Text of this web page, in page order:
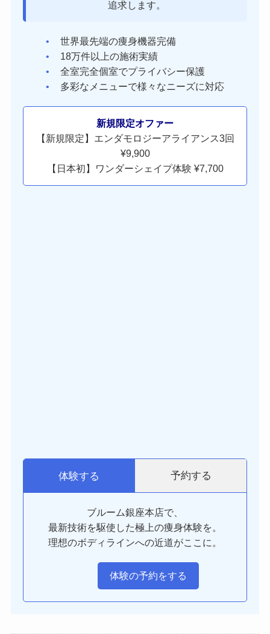
追求します。
世界最先端の痩身機器完備
18万件以上の施術実績
全室完全個室でプライバシー保護
多彩なメニューで様々なニーズに対応
新規限定オファー
【新規限定】エンダモロジーアライアンス3回
¥9,900
【日本初】ワンダーシェイプ体験 ¥7,700
体験する 予約する
ブルーム銀座本店で、
最新技術を駆使した極上の痩身体験を。
理想のボディラインへの近道がここに。
体験の予約をする